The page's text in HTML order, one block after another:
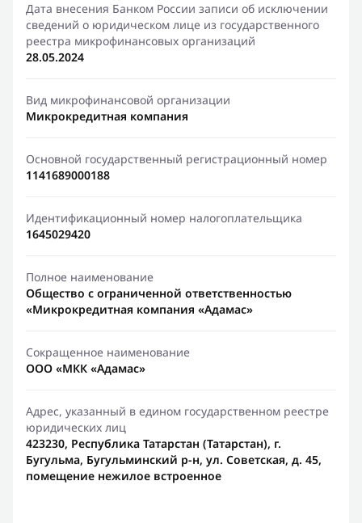
Дата внесения Банком России записи об исключении
сведений о юридическом лице из государственного
реестра микрофинансовых организаций
28.05.2024
Вид микрофинансовой организации
Микрокредитная компания
Основной государственный регистрационный номер
1141689000188
Идентификационный номер налогоплательщика
1645029420
Полное наименование
Общество с ограниченной ответственностью
«Микрокредитная компания «Адамас»
Сокращенное наименование
ООО «МКК «Адамас»
Адрес, указанный в едином государственном реестре
юридических лиц
423230, Республика Татарстан (Татарстан), г.
Бугульма, Бугульминский р-н, ул. Советская, д. 45,
помещение нежилое встроенное